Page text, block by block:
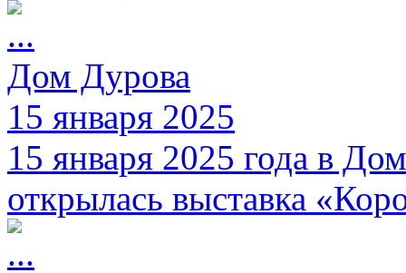
Дом Дурова
15 января 2025
15 января 2025 года в
открылась выставка